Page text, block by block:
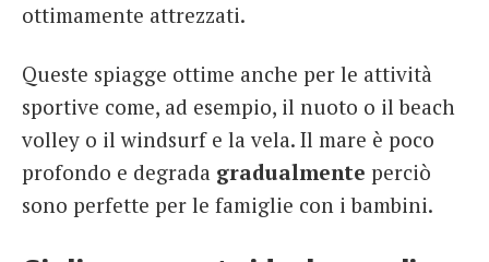
ottimamente attrezzati.
Queste spiagge ottime anche per le attività
sportive come, ad esempio, il nuoto o il beach
volley o il windsurf e la vela. Il mare è poco
profondo e degrada gradualmente perciò
sono perfette per le famiglie con i bambini.